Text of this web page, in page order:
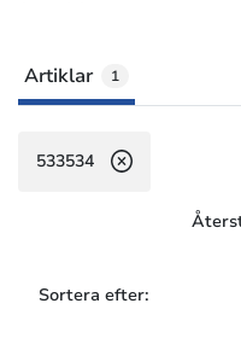
Artiklar 1
533534
Sortera efter: